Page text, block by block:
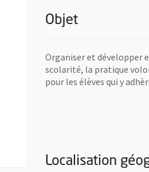
Objet
Organiser et développer
scolarité, la pratique
pour les élèves qui y
Localisation